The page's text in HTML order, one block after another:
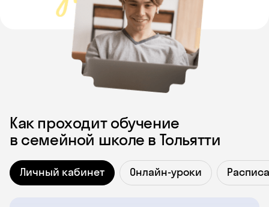
Как проходит обучение
в семейной школе в Тольятти
Личный кабинет Онлайн-уроки